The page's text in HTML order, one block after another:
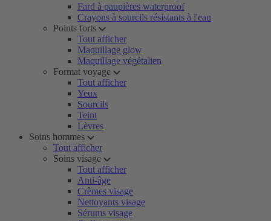
Fard à paupières waterproof
Crayons à sourcils résistants à l'eau
Points forts
Tout afficher
Maquillage glow
Maquillage végétalien
Format voyage
Tout afficher
Yeux
Sourcils
Teint
Lèvres
Soins hommes
Tout afficher
Soins visage
Tout afficher
Anti-âge
Crèmes visage
Nettoyants visage
Sérums visage